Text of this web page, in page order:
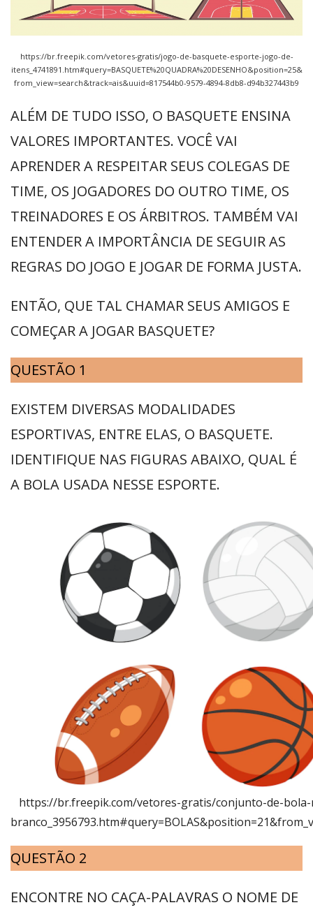
https://br.freepik.com/vetores-gratis/jogo-de-basquete-esporte-jogo-de-
itens_4741891.htm#query=BASQUETE%20QUADRA%20DESENHO&position=25&
from_view=search&track=ais&uuid=817544b0-9579-4894-8db8-d94b327443b9
ALÉM DE TUDO ISSO, O BASQUETE ENSINA
VALORES IMPORTANTES. VOCÊ VAI
APRENDER A RESPEITAR SEUS COLEGAS DE
TIME, OS JOGADORES DO OUTRO TIME, OS
TREINADORES E OS ÁRBITROS. TAMBÉM VAI
ENTENDER A IMPORTÂNCIA DE SEGUIR AS
REGRAS DO JOGO E JOGAR DE FORMA JUSTA.
ENTÃO, QUE TAL CHAMAR SEUS AMIGOS E
COMEÇAR A JOGAR BASQUETE?
QUESTÃO 1
EXISTEM DIVERSAS MODALIDADES
ESPORTIVAS, ENTRE ELAS, O BASQUETE.
IDENTIFIQUE NAS FIGURAS ABAIXO, QUAL É
A BOLA USADA NESSE ESPORTE.
https://br.freepik.com/vetores-gratis/conjunto-de-
QUESTÃO 2
ENCONTRE NO CAÇA-PALAVRAS O NOME DE